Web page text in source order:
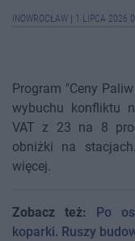
INOWROCŁAW 1 LIPCA 2026
Program "Ceny
wybuchu konfliktu
VAT z 23 na 8
obniżki na
więcej.
Zobacz też:
Po
koparki. Ruszy